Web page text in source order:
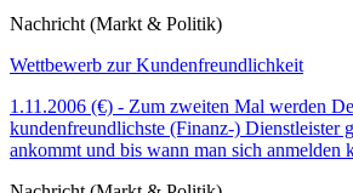
Nachricht (Markt & Politik)
Wettbewerb zur Kundenfreundlichkeit
1.11.2006 (€) - Zum zweiten Mal werden
kundenfreundlichste (Finanz-) Dienstleister
ankommt und bis wann man sich anmelden